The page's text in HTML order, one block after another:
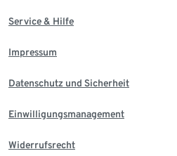
Service & Hilfe
Impressum
Datenschutz und Sicherheit
Einwilligungsmanagement
Widerrufsrecht